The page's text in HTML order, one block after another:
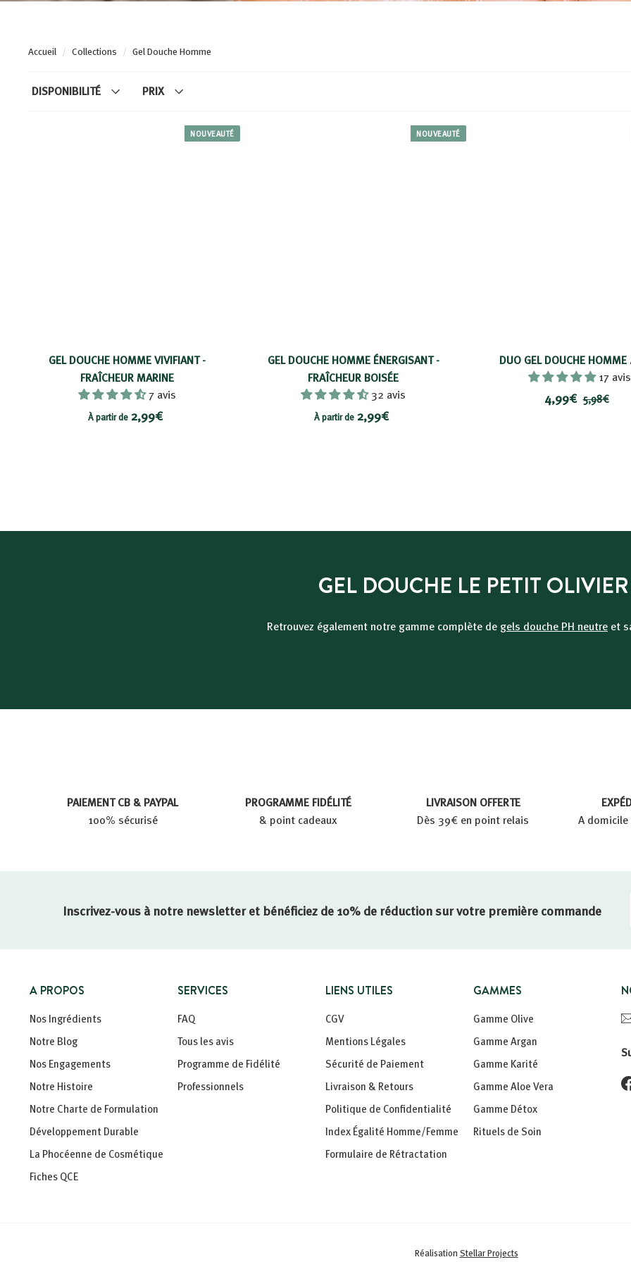
Accueil / Collections / Gel Douche Homme
DISPONIBILITÉ PRIX
NOUVEAUTÉ
GEL DOUCHE HOMME VIVIFIANT -
FRAÎCHEUR MARINE
7 avis
À partir de 2,99€À
r
NOUVEAUTÉ
GEL DOUCHE HOMME ÉNERGISANT -
FRAÎCHEUR BOISÉE
32 avis
À partir de 2,99€À
r
2
9
DUO GEL DOUCHE HOMME
17 avis
P
i
4,99€4P5,98€5
GEL DOUCHE LE PETIT OLIVIER
Retrouvez également notre gamme complète de gels douche PH neutre et
PAIEMENT CB & PAYPAL
100% sécurisé
PROGRAMME FIDÉLITÉ
& point cadeaux
LIVRAISON OFFERTE
Dès 39€ en point relais
A
Inscrivez-vous à notre newsletter et bénéficiez de 10% de réduction sur votre première commande
A PROPOS
Nos Ingrédients
Notre Blog
Nos Engagements
Notre Histoire
Notre Charte de Formulation
Développement Durable
La Phocéenne de Cosmétique
Fiches QCE
SERVICES
FAQ
Tous les avis
Programme de Fidélité
Professionnels
LIENS UTILES
CGV
Mentions Légales
Sécurité de Paiement
Livraison & Retours
Politique de Confidentialité
Index Égalité Homme/Femme
Formulaire de Rétractation
GAMMES
Gamme Olive
Gamme Argan
Gamme Karité
Gamme Aloe Vera
Gamme Détox
Rituels de Soin
Réalisation Stellar Projects